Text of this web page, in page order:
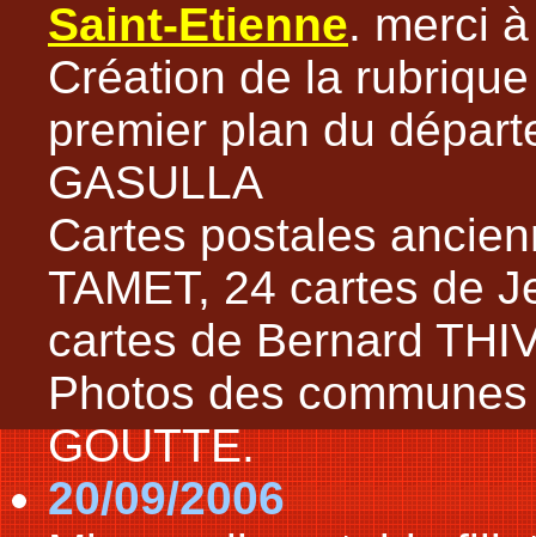
Saint-Etienne. merci
Création de la
premier plan du
GASULLA
Cartes postales
TAMET, 24 cartes de
cartes de Bernard
Photos des
GOUTTE.
20/09/2006